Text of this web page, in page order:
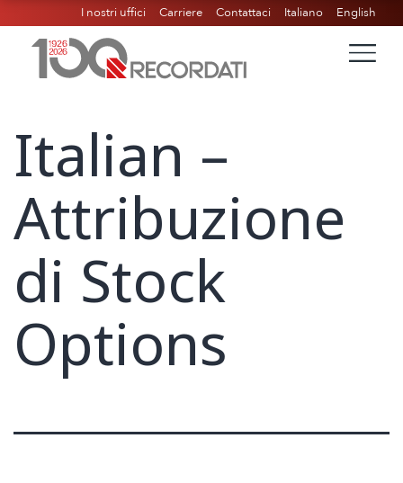
I nostri uffici Carriere Contattaci Italiano English
Italian –
Attribuzione
di Stock
Options